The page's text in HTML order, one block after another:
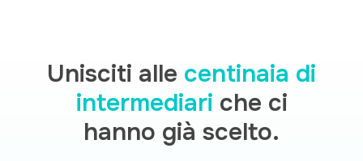
Unisciti alle centinaia di
intermediari che ci
hanno già scelto.